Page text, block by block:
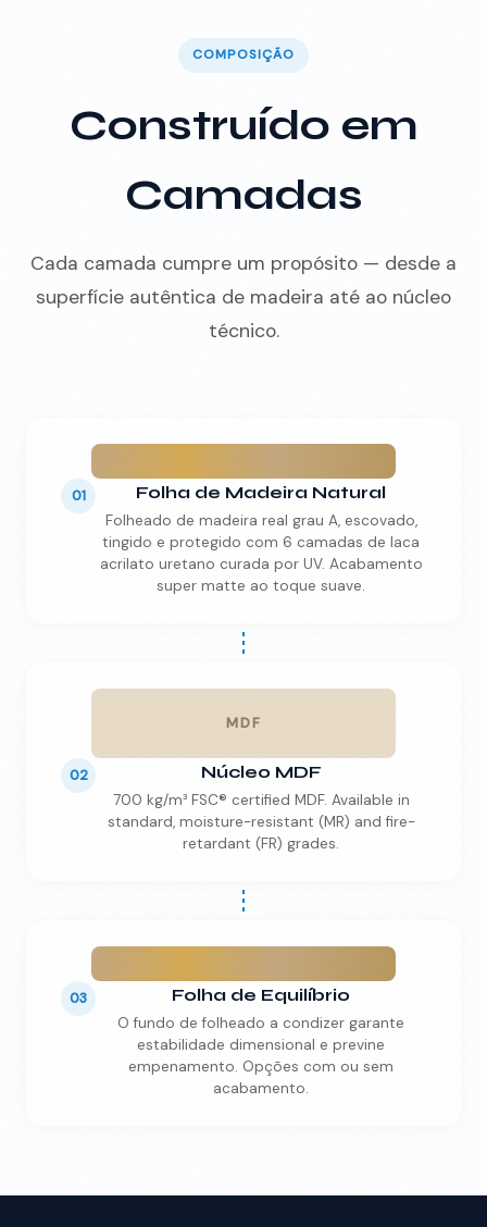
COMPOSIÇÃO
Construído em
Camadas
Cada camada cumpre um propósito — desde a
superfície autêntica de madeira até ao núcleo
técnico.
01 Folha de Madeira Natural
Folheado de madeira real grau A, escovado,
tingido e protegido com 6 camadas de laca
acrilato uretano curada por UV. Acabamento
super matte ao toque suave.
MDF
02 Núcleo MDF
700 kg/m³ FSC® certified MDF. Available in
standard, moisture-resistant (MR) and fire-
retardant (FR) grades.
03 Folha de Equilíbrio
O fundo de folheado a condizer garante
estabilidade dimensional e previne
empenamento. Opções com ou sem
acabamento.